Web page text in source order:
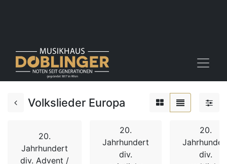
Volkslieder Europa
20.
Jahrhundert
div. Advent /
20.
Jahrhundert
div.
20.
div.